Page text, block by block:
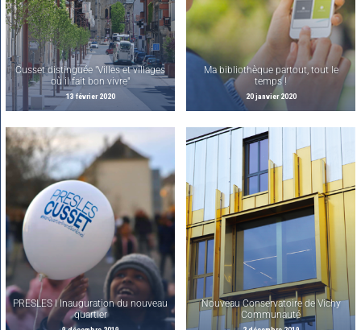
Cusset distinguée "Villes et villages
où il fait bon vivre"
13 février 2020
Ma bibliothèque partout, tout le
temps !
20 janvier 2020
PRESLES I Inauguration du nouveau
quartier
Nouveau Conservatoire de Vichy
Communauté